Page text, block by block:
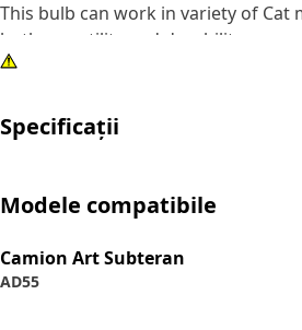
This bulb can work in variety of Cat
both versatility and durability.
Attributes:
• T-3 1/4 bulb size
• 24V
• W-2 base size
• Single/diffuser bulb
Applications:
• High-vibration applications
Specificații
Modele compatibile
Camion Art Subteran
AD55